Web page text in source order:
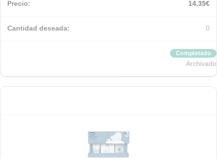
14,35€
0
Completado
Archivado